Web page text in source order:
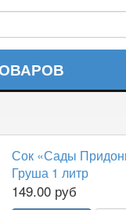
Сок «Сады
Груша 1 литр
149.00 руб